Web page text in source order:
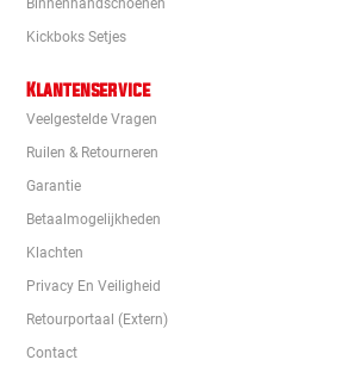
Binnenhandschoenen
Kickboks Setjes
Klantenservice
Veelgestelde Vragen
Ruilen & Retourneren
Garantie
Betaalmogelijkheden
Klachten
Privacy En Veiligheid
Retourportaal (extern)
Contact